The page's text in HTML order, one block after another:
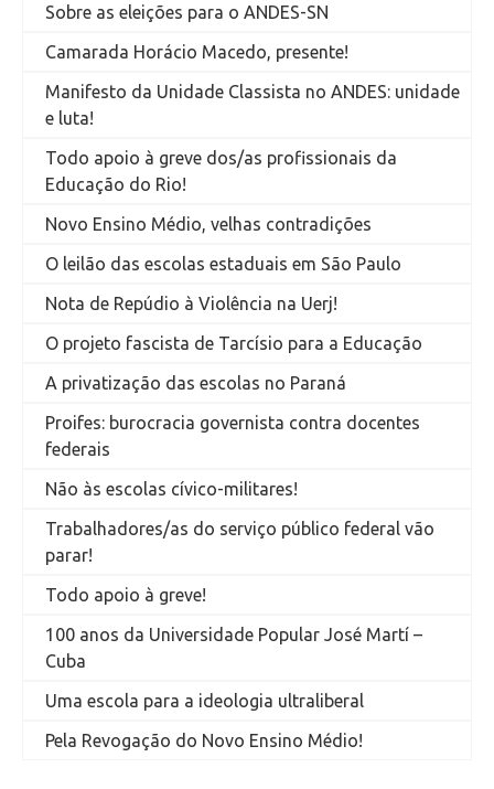
Sobre as eleições para o ANDES-SN
Camarada Horácio Macedo, presente!
Manifesto da Unidade Classista no ANDES: unidade
e luta!
Todo apoio à greve dos/as profissionais da
Educação do Rio!
Novo Ensino Médio, velhas contradições
O leilão das escolas estaduais em São Paulo
Nota de Repúdio à Violência na Uerj!
O projeto fascista de Tarcísio para a Educação
A privatização das escolas no Paraná
Proifes: burocracia governista contra docentes
federais
Não às escolas cívico-militares!
Trabalhadores/as do serviço público federal vão
parar!
Todo apoio à greve!
100 anos da Universidade Popular José Martí –
Cuba
Uma escola para a ideologia ultraliberal
Pela Revogação do Novo Ensino Médio!